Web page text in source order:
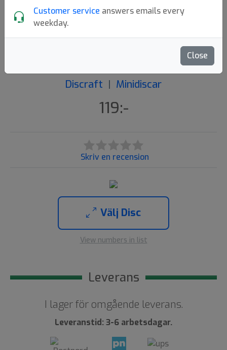
Customer service answers emails every
weekday.
Close
Paige Pierce Mini
Discraft | Minidiscar
119:-
Skriv en recension
Välj Disc
View numbers in list
Leverans
I lager för omgående leverans.
Leveranstid: 3-6 arbetsdagar.